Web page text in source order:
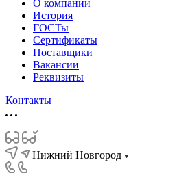
О компании
История
ГОСТы
Сертификаты
Поставщики
Вакансии
Реквизиты
Контакты
Нижний Новгород